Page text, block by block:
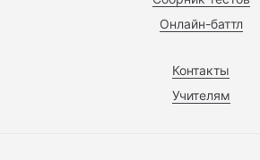
Онлайн-баттл
Контакты
Учителям